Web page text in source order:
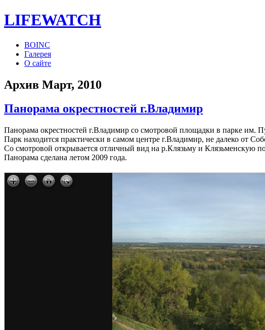
LIFEWATCH
BOINC
Галерея
О сайте
Архив Март, 2010
Панорама окрестностей г.Владимир
Панорама окрестностей г.Владимир со смотровой площадки в парке им.
Парк находится практически в самом центре г.Владимир, не далеко от
Со смотровой открывается отличный вид на р.Клязьму и Клязьменскую
Панорама сделана летом 2009 года.